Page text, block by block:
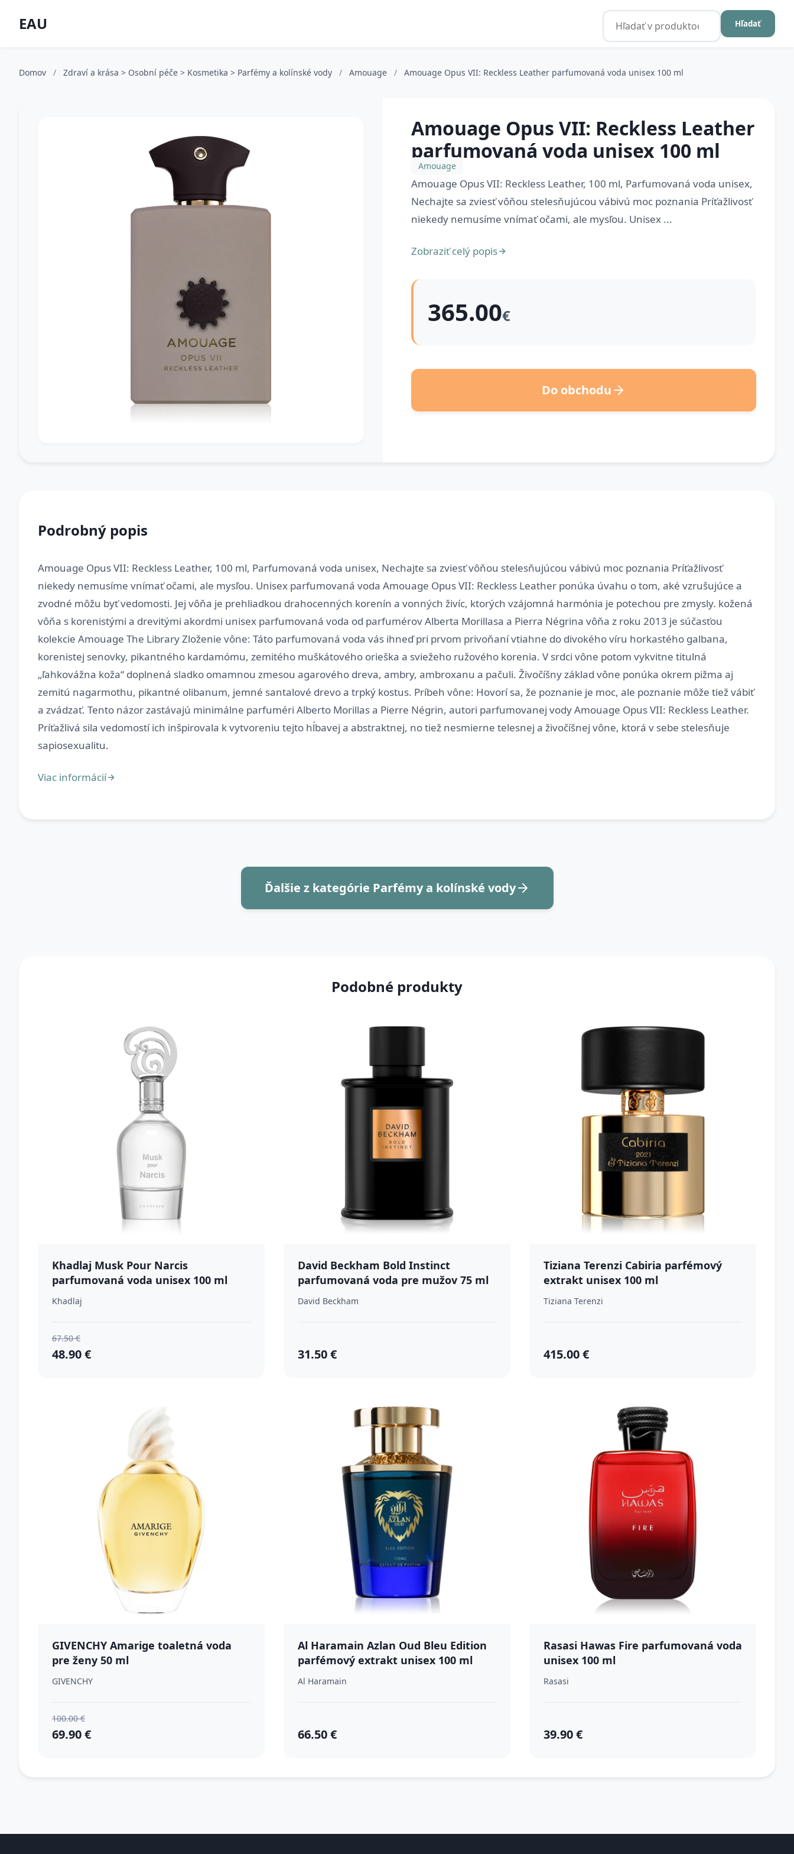
EAU Hľadať
Domov / Zdraví a krása > Osobní péče > Kosmetika > Parfémy a kolínské vody / Amouage / Amouage Opus VII: Reckless Leather parfumovaná voda unisex 100 ml
Amouage Opus VII: Reckless Leather
parfumovaná voda unisex 100 ml
Amouage
Amouage Opus VII: Reckless Leather, 100 ml, Parfumovaná voda unisex,
Nechajte sa zviesť vôňou stelesňujúcou vábivú moc poznania Príťažlivosť
niekedy nemusíme vnímať očami, ale mysľou. Unisex ...
Zobraziť celý popis
365.00€
Do obchodu
Podrobný popis
Amouage Opus VII: Reckless Leather, 100 ml, Parfumovaná voda unisex, Nechajte sa zviesť vôňou stelesňujúcou vábivú moc poznania Príťažlivosť
niekedy nemusíme vnímať očami, ale mysľou. Unisex parfumovaná voda Amouage Opus VII: Reckless Leather ponúka úvahu o tom, aké vzrušujúce a
zvodné môžu byť vedomosti. Jej vôňa je prehliadkou drahocenných korenín a vonných živíc, ktorých vzájomná harmónia je potechou pre zmysly. kožená
vôňa s korenistými a drevitými akordmi unisex parfumovaná voda od parfumérov Alberta Morillasa a Pierra Négrina vôňa z roku 2013 je súčasťou
kolekcie Amouage The Library Zloženie vône: Táto parfumovaná voda vás ihneď pri prvom privoňaní vtiahne do divokého víru horkastého galbana,
korenistej senovky, pikantného kardamómu, zemitého muškátového orieška a sviežeho ružového korenia. V srdci vône potom vykvitne titulná
„ľahkovážna koža“ doplnená sladko omamnou zmesou agarového dreva, ambry, ambroxanu a pačuli. Živočíšny základ vône ponúka okrem pižma aj
zemitú nagarmothu, pikantné olibanum, jemné santalové drevo a trpký kostus. Príbeh vône: Hovorí sa, že poznanie je moc, ale poznanie môže tiež vábiť
a zvádzať. Tento názor zastávajú minimálne parfuméri Alberto Morillas a Pierre Négrin, autori parfumovanej vody Amouage Opus VII: Reckless Leather.
Príťažlivá sila vedomostí ich inšpirovala k vytvoreniu tejto hĺbavej a abstraktnej, no tiež nesmierne telesnej a živočíšnej vône, ktorá v sebe stelesňuje
Ďalšie z kategórie Parfémy a kolínské vody
Podobné produkty
Khadlaj Musk Pour Narcis
parfumovaná voda unisex 100 ml
Khadlaj
67.50 €
48.90 €
David Beckham Bold Instinct
parfumovaná voda pre mužov 75 ml
David Beckham
31.50 €
Tiziana Terenzi Cabiria parfémový
extrakt unisex 100 ml
Tiziana Terenzi
415.00 €
GIVENCHY Amarige toaletná voda
pre ženy 50 ml
GIVENCHY
100.00 €
69.90 €
Al Haramain Azlan Oud Bleu Edition
parfémový extrakt unisex 100 ml
Al Haramain
66.50 €
Rasasi Hawas Fire parfumovaná voda
unisex 100 ml
Rasasi
39.90 €